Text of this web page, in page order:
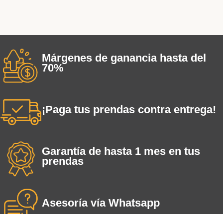
Márgenes de ganancia hasta del
70%
¡Paga tus prendas contra entrega!
Garantía de hasta 1 mes en tus
prendas
Asesoría vía Whatsapp